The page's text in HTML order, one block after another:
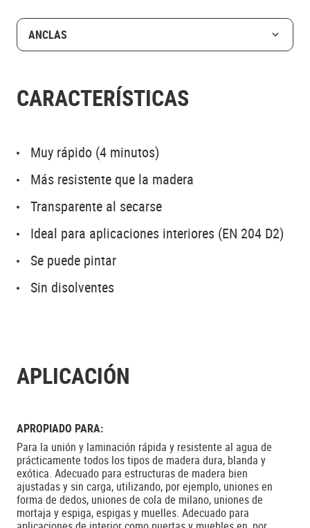
ANCLAS
CARACTERÍSTICAS
Muy rápido (4 minutos)
Más resistente que la madera
Transparente al secarse
Ideal para aplicaciones interiores (EN 204 D2)
Se puede pintar
Sin disolventes
APLICACIÓN
APROPIADO PARA:
Para la unión y laminación rápida y resistente al agua de
prácticamente todos los tipos de madera dura, blanda y
exótica. Adecuado para estructuras de madera bien
ajustadas y sin carga, utilizando, por ejemplo, uniones en
forma de dedos, uniones de cola de milano, uniones de
mortaja y espiga, espigas y muelles. Adecuado para